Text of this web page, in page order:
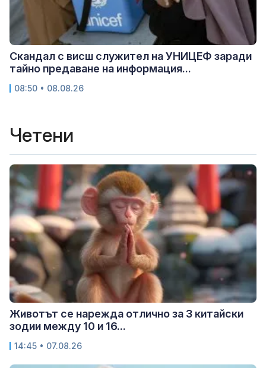
Скандал с висш служител на УНИЦЕФ заради
тайно предаване на информация...
08:50 • 08.08.26
Четени
Животът се нарежда отлично за 3 китайски
зодии между 10 и 16...
14:45 • 07.08.26